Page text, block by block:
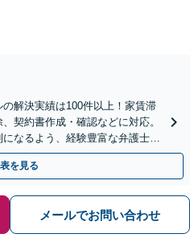
の解決実績は100件以上！家賃滞
契約書作成・確認などに対応。
になるよう、経験豊富な弁護士が
お越しください
を見る
メールでお問い合わせ